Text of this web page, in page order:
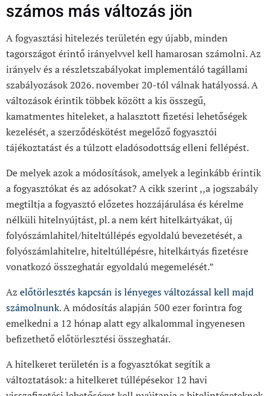
számos más változás jön
A fogyasztási hitelezés területén egy újabb, minden
tagországot érintő irányelvvel kell hamarosan számolni. Az
irányelv és a részletszabályokat implementáló tagállami
szabályozások 2026. november 20-tól válnak hatályossá. A
változások érintik többek között a kis összegű,
kamatmentes hiteleket, a halasztott fizetési lehetőségek
kezelését, a szerződéskötést megelőző fogyasztói
tájékoztatást és a túlzott eladósodottság elleni fellépést.
De melyek azok a módosítások, amelyek a leginkább érintik
a fogyasztókat és az adósokat? A cikk szerint ,,a jogszabály
megtiltja a fogyasztó előzetes hozzájárulása és kérelme
nélküli hitelnyújtást, pl. a nem kért hitelkártyákat, új
folyószámlahitel/hiteltúllépés egyoldalú bevezetését, a
folyószámlahitelre, hiteltúllépésre, hitelkártyás fizetésre
vonatkozó összeghatár egyoldalú megemelését.”
Az előtörlesztés kapcsán is lényeges változással kell majd
számolnunk. A módosítás alapján 500 ezer forintra fog
emelkedni a 12 hónap alatt egy alkalommal ingyenesen
befizethető előtörlesztési összeghatár.
A hitelkeret területén is a fogyasztókat segítik a
változtatások: a hitelkeret túllépésekor 12 havi